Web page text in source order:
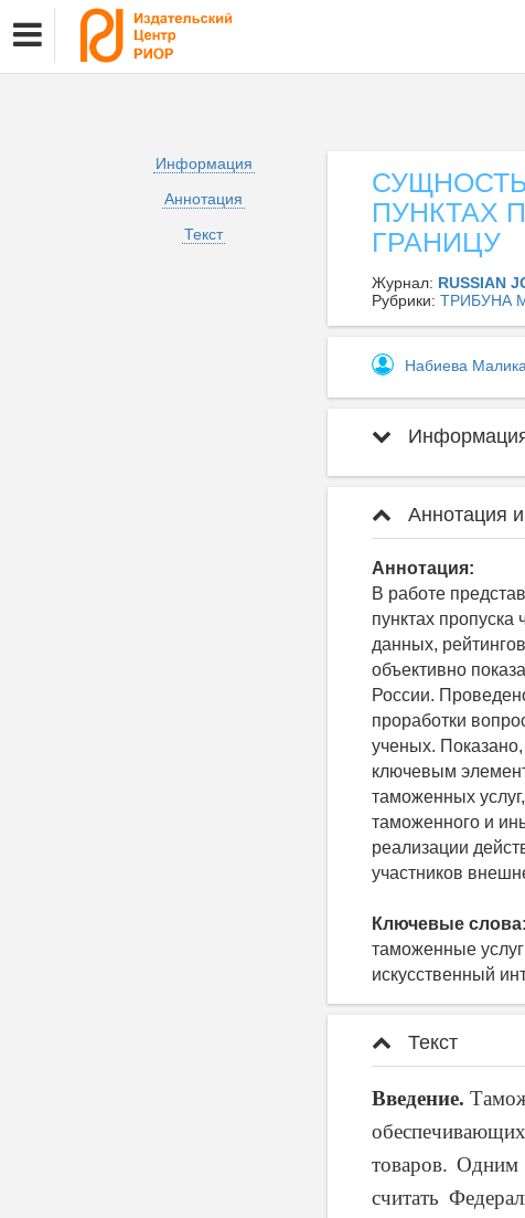
Информация
Аннотация
Текст
ПУНКТАХ
ГРАНИЦУ
Журнал: RUSSIAN
Рубрики: ТРИБУНА
Набиева
Аннотация
Аннотация:
В работе
пунктах пропуска
данных,
объективно
России.
проработки
ученых. Показано,
ключевым
таможенных
таможенного и
реализации
участников
Ключевые слова:
таможенные
искусственный
Текст
Введение.
товаров. Одним
считать